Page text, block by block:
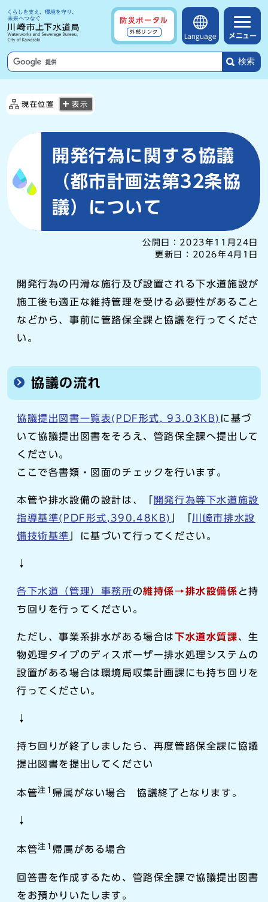
防災ポータル
外部リンク
Language メニュー
検索
現在位置 表示
開発行為に関する協議
（都市計画法第32条協
議）について
公開日： 2023年11月24日
更新日：
2026年4月1日
開発行為の円滑な施行及び設置される下水道施設が
施工後も適正な維持管理を受ける必要性があること
などから、事前に管路保全課と協議を行ってくださ
い。
協議の流れ
協議提出図書一覧表(PDF形式, 93.03KB) に基づ
いて協議提出図書をそろえ、管路保全課へ提出して
ください。
ここで各書類・図面のチェックを行います。
本管や排水設備の設計は、「
開発行為等下水道施設
指導基準(PDF形式,390.48KB)
川崎市排水設
備技術基準
」に基づいて行ってください。
↓
各下水道（管理）事務所の維持係→排水設備係 と持
ち回りを行ってください。
ただし、事業系排水がある場合は下水道水質課、生
物処理タイプのディスポーザー排水処理システムの
設置がある場合は環境局収集計画課にも持ち回りを
行ってください。
↓
持ち回りが終了しましたら、再度管路保全課に協議
提出図書を提出してください
本管注1帰属がない場合 協議終了となります。
↓
本管注1帰属がある場合
回答書を作成するため、管路保全課で協議提出図書
をお預かりいたします。